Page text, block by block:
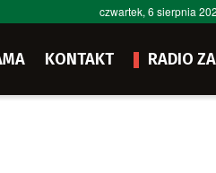
czwartek, 6 sierpnia
KONTAKT RADIO